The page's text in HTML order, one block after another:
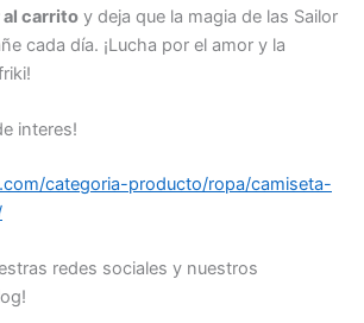
al carrito y deja que la magia de las Sailor
cada día. ¡Lucha por el amor y la
interes!
categoria-producto/ropa/camiseta-
redes sociales y nuestros